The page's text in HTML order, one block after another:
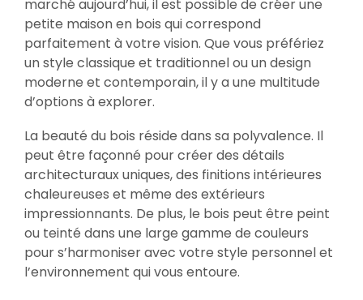
marché aujourd’hui, il est possible de créer une
petite maison en bois qui correspond
parfaitement à votre vision. Que vous préfériez
un style classique et traditionnel ou un design
moderne et contemporain, il y a une multitude
d’options à explorer.
La beauté du bois réside dans sa polyvalence. Il
peut être façonné pour créer des détails
architecturaux uniques, des finitions intérieures
chaleureuses et même des extérieurs
impressionnants. De plus, le bois peut être peint
ou teinté dans une large gamme de couleurs
pour s’harmoniser avec votre style personnel et
l’environnement qui vous entoure.